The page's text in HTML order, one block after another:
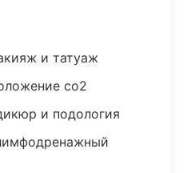
и татуаж
co2
и подология